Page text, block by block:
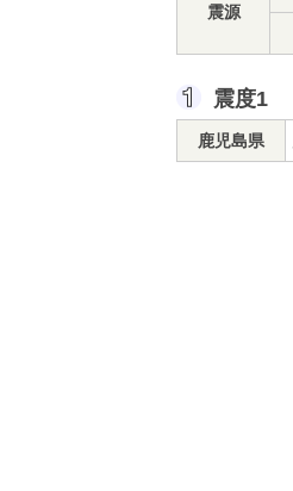
震源
震度1
鹿児島県